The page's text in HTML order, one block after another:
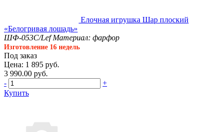
Елочная игрушка Шар плоский
«Белогривая лошадь»
ШФ-053С/Lef Материал: фарфор
Изготовление 16 недель
Под заказ
Цена: 1 895 руб.
3 990.00 руб.
-
+
Купить